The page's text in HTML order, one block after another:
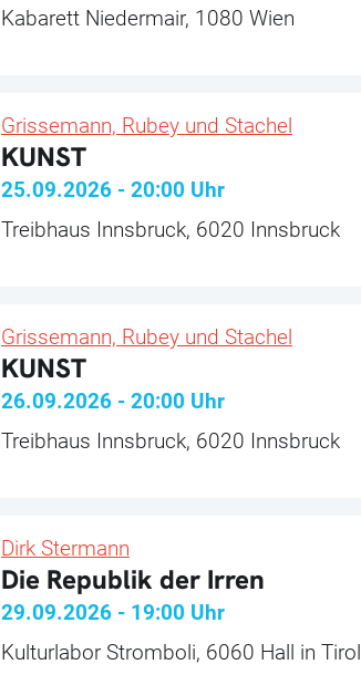
Kabarett Niedermair, 1080 Wien
Grissemann, Rubey und Stachel
KUNST
25.09.2026 - 20:00 Uhr
Treibhaus Innsbruck, 6020 Innsbruck
Grissemann, Rubey und Stachel
KUNST
26.09.2026 - 20:00 Uhr
Treibhaus Innsbruck, 6020 Innsbruck
Dirk Stermann
Die Republik der Irren
29.09.2026 - 19:00 Uhr
Kulturlabor Stromboli, 6060 Hall in Tirol